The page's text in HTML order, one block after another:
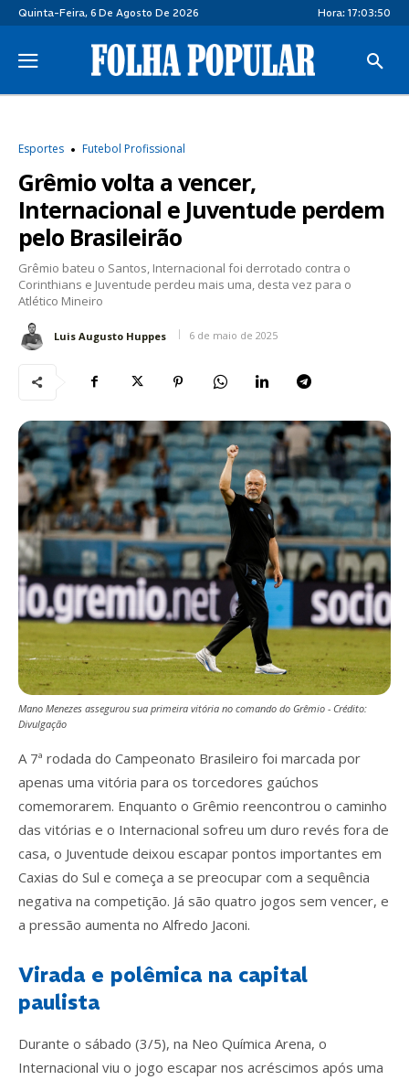
Quinta-Feira, 6 De Agosto De 2026 Hora:17:03:51
Esportes Futebol Profissional
Grêmio volta a vencer,
Internacional e Juventude perdem
pelo Brasileirão
Grêmio bateu o Santos, Internacional foi derrotado contra o
Corinthians e Juventude perdeu mais uma, desta vez para o
Atlético Mineiro
Luis Augusto Huppes 6 de maio de 2025
Mano Menezes assegurou sua primeira vitória no comando do Grêmio - Crédito:
Divulgação
A 7ª rodada do Campeonato Brasileiro foi marcada por
apenas uma vitória para os torcedores gaúchos
comemorarem. Enquanto o Grêmio reencontrou o caminho
das vitórias e o Internacional sofreu um duro revés fora de
casa, o Juventude deixou escapar pontos importantes em
Caxias do Sul e começa a se preocupar com a sequência
negativa na competição. Já são quatro jogos sem vencer, e
a pressão aumenta no Alfredo Jaconi.
Virada e polêmica na capital
paulista
Durante o sábado (3/5), na Neo Química Arena, o
Internacional viu o jogo escapar nos acréscimos após uma